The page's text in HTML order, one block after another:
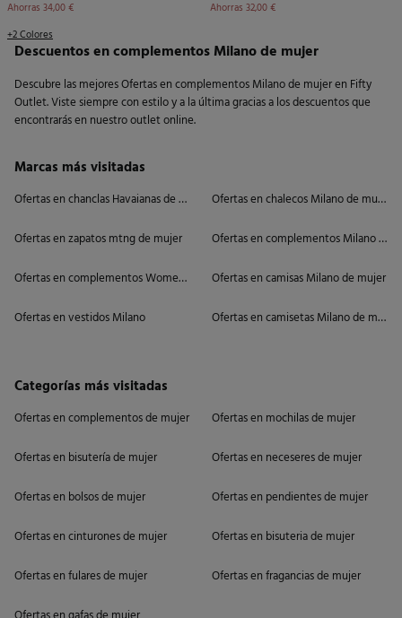
Ahorras 34,00 €
+2 Colores
Ahorras 32,00 €
Descuentos en complementos Milano de mujer
Descubre las mejores Ofertas en complementos Milano de mujer en Fifty
Outlet. Viste siempre con estilo y a la última gracias a los descuentos que
encontrarás en nuestro outlet online.
Marcas más visitadas
Ofertas en chanclas Havaianas de mujer
Ofertas en zapatos mtng de mujer
Ofertas en complementos Women'secret
Ofertas en vestidos Milano
Ofertas en chalecos Milano de mujer
Ofertas en complementos Milano de
Ofertas en camisas Milano de mujer
Ofertas en camisetas Milano de mujer
Categorías más visitadas
Ofertas en complementos de mujer
Ofertas en bisutería de mujer
Ofertas en bolsos de mujer
Ofertas en cinturones de mujer
Ofertas en fulares de mujer
Ofertas en mochilas de mujer
Ofertas en neceseres de mujer
Ofertas en pendientes de mujer
Ofertas en bisuteria de mujer
Ofertas en fragancias de mujer